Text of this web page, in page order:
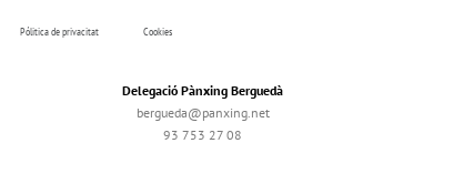
Pólitica de privacitat Cookies
Delegació Pànxing Berguedà
bergueda@panxing.net
93 753 27 08